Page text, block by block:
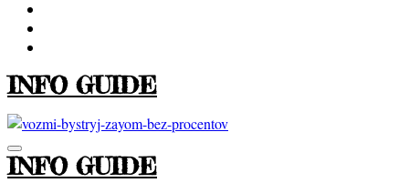
INFO GUIDE
INFO GUIDE